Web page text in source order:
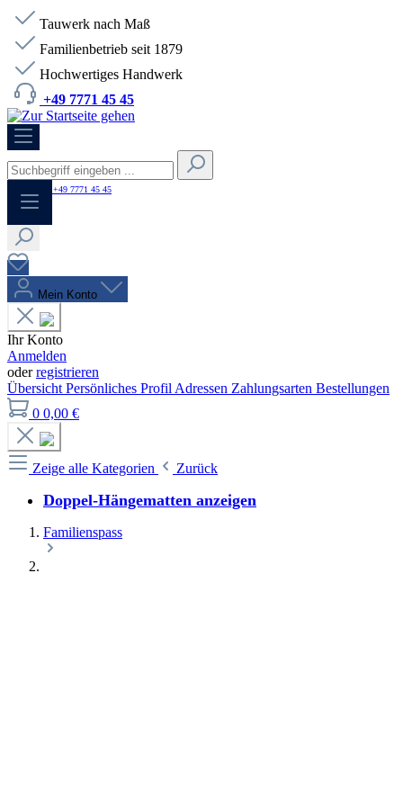
Tauwerk nach Maß
Familienbetrieb seit 1879
Hochwertiges Handwerk
+49 7771 45 45
+49 7771 45 45
Mein Konto
Ihr Konto
Anmelden
oderregistrieren
Übersicht Persönliches Profil Adressen Zahlungsarten Bestellungen
0 0,00 €
Zeige alle Kategorien Zurück
Doppel-Hängematten anzeigen
Familienspass